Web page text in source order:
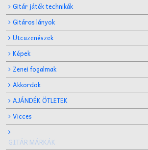
Gitár játék technikák
Gitáros lányok
Utcazenészek
Képek
Zenei fogalmak
Akkordok
AJÁNDÉK ÖTLETEK
Vicces
GITÁR MÁRKÁK